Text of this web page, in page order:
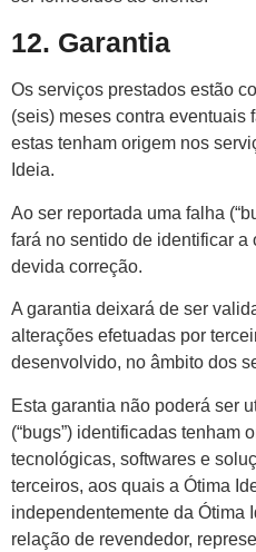
12. Garantia
Os serviços prestados estão
(seis) meses contra eventuais
estas tenham origem nos
Ideia.
Ao ser reportada uma falha
fará no sentido de identificar a
devida correção.
A garantia deixará de ser
alterações efetuadas por
desenvolvido, no âmbito dos
Esta garantia não poderá ser
(“bugs”) identificadas tenham
tecnológicas, softwares e
terceiros, aos quais a Ótima
independentemente da Ótima
relação de revendedor,